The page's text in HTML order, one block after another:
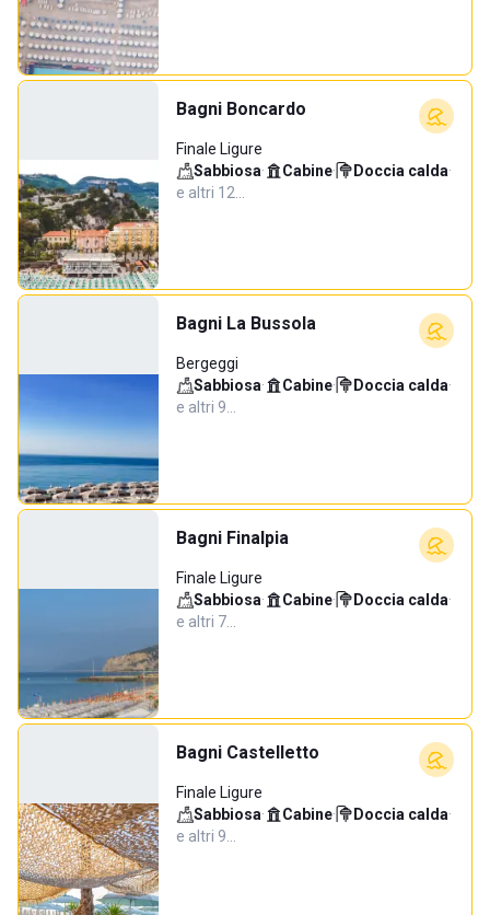
Bagni Boncardo
Finale Ligure
Sabbiosa· Cabine· Doccia calda·
e altri 12…
Bagni La Bussola
Bergeggi
Sabbiosa· Cabine· Doccia calda·
e altri 9…
Bagni Finalpia
Finale Ligure
Sabbiosa· Cabine· Doccia calda·
e altri 7…
Bagni Castelletto
Finale Ligure
Sabbiosa· Cabine· Doccia calda·
e altri 9…